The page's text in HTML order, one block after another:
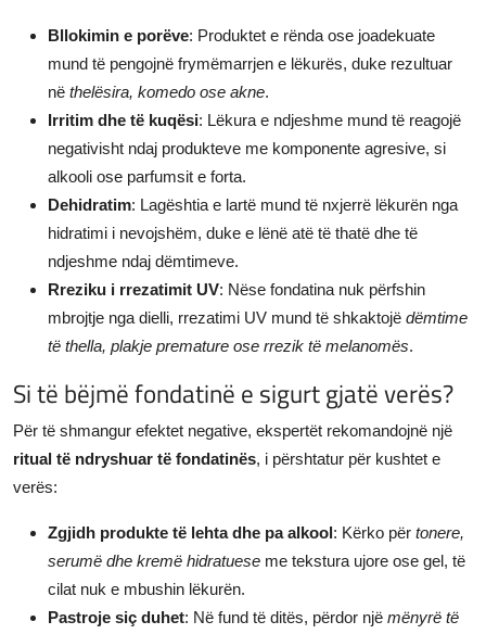
Bllokimin e porëve: Produktet e rënda ose joadekuate
mund të pengojnë frymëmarrjen e lëkurës, duke rezultuar
në thelësira, komedo ose akne.
Irritim dhe të kuqësi: Lëkura e ndjeshme mund të reagojë
negativisht ndaj produkteve me komponente agresive, si
alkooli ose parfumsit e forta.
Dehidratim: Lagështia e lartë mund të nxjerrë lëkurën nga
hidratimi i nevojshëm, duke e lënë atë të thatë dhe të
ndjeshme ndaj dëmtimeve.
Rreziku i rrezatimit UV: Nëse fondatina nuk përfshin
mbrojtje nga dielli, rrezatimi UV mund të shkaktojë dëmtime
të thella, plakje premature ose rrezik të melanomës.
Si të bëjmë fondatinë e sigurt gjatë verës?
Për të shmangur efektet negative, ekspertët rekomandojnë një
ritual të ndryshuar të fondatinës, i përshtatur për kushtet e
verës:
Zgjidh produkte të lehta dhe pa alkool: Kërko për tonere,
serumë dhe kremë hidratuese me tekstura ujore ose gel, të
cilat nuk e mbushin lëkurën.
Pastroje siç duhet: Në fund të ditës, përdor një mënyrë të